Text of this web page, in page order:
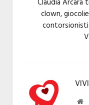
Claudia Arcara
clown,